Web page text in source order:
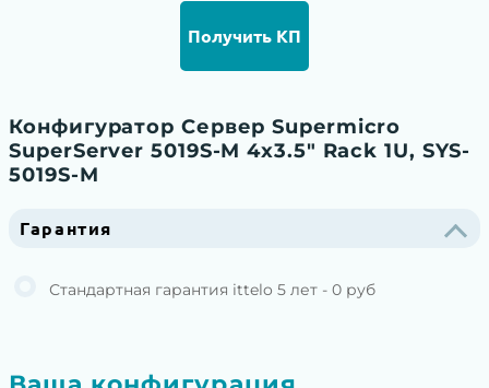
Получить КП
Конфигуратор Сервер Supermicro
SuperServer 5019S-M 4x3.5" Rack 1U, SYS-
5019S-M
Гарантия
Стандартная гарантия ittelo 5 лет - 0 руб